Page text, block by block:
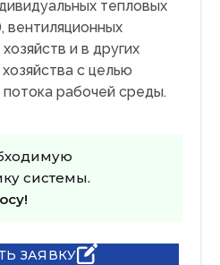
тепловых
и в других
с целью
рабочей среды.
системы.
ЗАЯВКУ